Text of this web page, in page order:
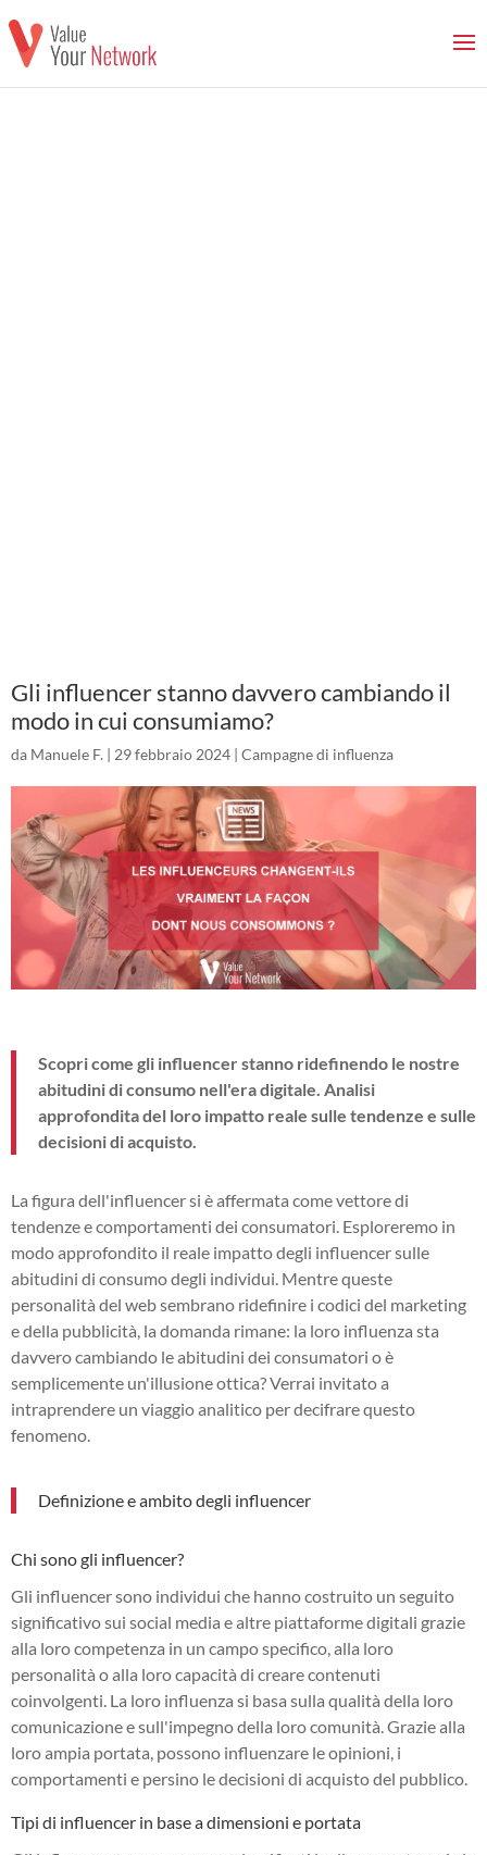
Gli influencer stanno davvero cambiando il
modo in cui consumiamo?
da Manuele F. | 29 febbraio 2024 | Campagne di influenza
Scopri come gli influencer stanno ridefinendo le nostre
abitudini di consumo nell'era digitale. Analisi
approfondita del loro impatto reale sulle tendenze e sulle
decisioni di acquisto.
La figura dell'influencer si è affermata come vettore di
tendenze e comportamenti dei consumatori. Esploreremo in
modo approfondito il reale impatto degli influencer sulle
abitudini di consumo degli individui. Mentre queste
personalità del web sembrano ridefinire i codici del marketing
e della pubblicità, la domanda rimane: la loro influenza sta
davvero cambiando le abitudini dei consumatori o è
semplicemente un'illusione ottica? Verrai invitato a
intraprendere un viaggio analitico per decifrare questo
fenomeno.
Definizione e ambito degli influencer
Chi sono gli influencer?
Gli influencer sono individui che hanno costruito un seguito
significativo sui social media e altre piattaforme digitali grazie
alla loro competenza in un campo specifico, alla loro
personalità o alla loro capacità di creare contenuti
coinvolgenti. La loro influenza si basa sulla qualità della loro
comunicazione e sull'impegno della loro comunità. Grazie alla
loro ampia portata, possono influenzare le opinioni, i
comportamenti e persino le decisioni di acquisto del pubblico.
Tipi di influencer in base a dimensioni e portata